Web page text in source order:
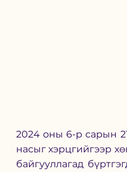
2024 оны 6-р сарын
насыг хэрцгийгээр
байгууллагад